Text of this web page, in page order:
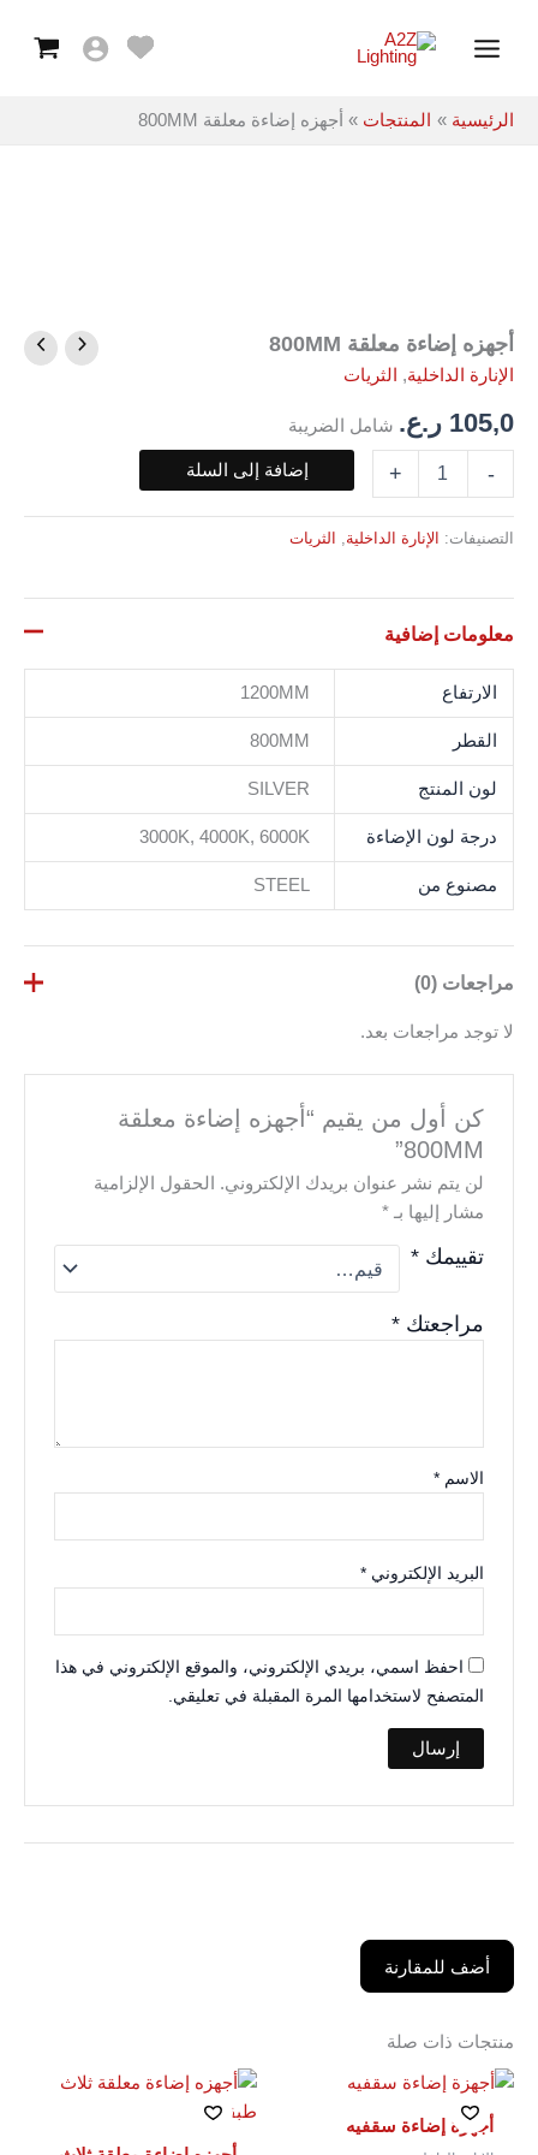
Menu
الرئيسية المنتجات أجهزه إضاءة معلقة 800MM
أجهزه إضاءة معلقة 800MM
الإنارة الداخلية, الثريات
105,0 ر.ع. شامل الضريبة
-
كمية
أجهزه
إضاءة
معلقة
800MM
+ إضافة إلى السلة
التصنيفات: الإنارة الداخلية الثريات
معلومات إضافية
الارتفاع 1200MM
القطر 800MM
لون المنتج SILVER
درجة لون الإضاءة 3000K, 4000K, 6000K
مصنوع من STEEL
مراجعات (0)
لا توجد مراجعات بعد.
كن أول من يقيم “أجهزه إضاءة معلقة
800MM”
لن يتم نشر عنوان بريدك الإلكتروني.
الحقول الإلزامية
مشار إليها بـ*
تقييمك*
مراجعتك*
الاسم*
البريد الإلكتروني*
احفظ اسمي، بريدي الإلكتروني، والموقع الإلكتروني في هذا
المتصفح لاستخدامها المرة المقبلة في تعليقي.
أضف للمقارنة
منتجات ذات صلة
أجهزة إضاءة سقفيه